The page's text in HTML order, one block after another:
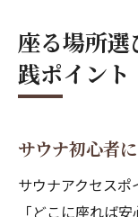
座る場所
践ポイント
サウナ初心者
サウナアクセスポ
「どこに座れば